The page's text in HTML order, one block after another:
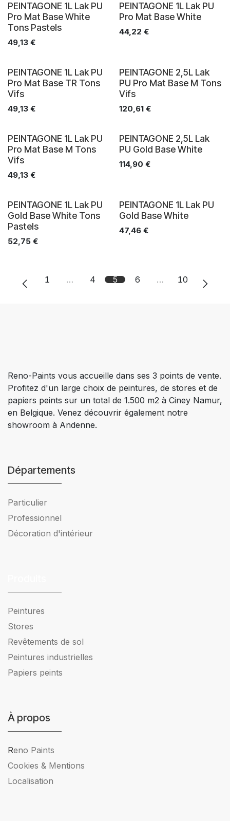
PEINTAGONE 1L Lak PU
Pro Mat Base White
Tons Pastels
49,13 €
PEINTAGONE 1L Lak PU
Pro Mat Base White
44,22 €
PEINTAGONE 1L Lak PU
Pro Mat Base TR Tons
Vifs
49,13 €
PEINTAGONE 2,5L Lak
PU Pro Mat Base M Tons
Vifs
120,61€
PEINTAGONE 1L Lak PU
Pro Mat Base M Tons
Vifs
49,13 €
PEINTAGONE 2,5L Lak
PU Gold Base White
114,90 €
PEINTAGONE 1L Lak PU
Gold Base White Tons
Pastels
52,75 €
PEINTAGONE 1L Lak PU
Gold Base White
47,46€
1 … 4 5 6 … 10
Reno-Paints vous accueille dans ses 3 points de vente.
Profitez d'un large choix de peintures, de stores et de
papiers peints sur un total de 1.500 m2 à Ciney Namur,
en Belgique. Venez découvrir également notre
showroom à Andenne.
Départements
Particulier
Professionnel
Décoration d'intérieur
Peintures
Stores
Revêtements de sol
Peintures industrielles
Papiers peints
À propos
Reno Paints
Cookies & Mentions
Localisation